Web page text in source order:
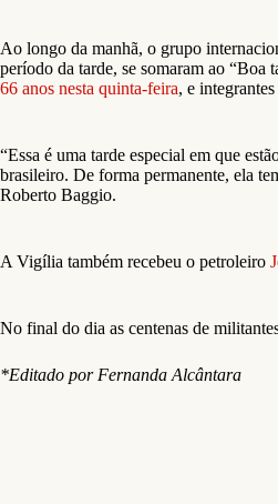
Ao longo da manhã, o grupo
período da tarde, se somaram ao “Boa
66 anos nesta quinta-feira, e
“Essa é uma tarde especial em que
brasileiro. De forma permanente, ela
Roberto Baggio.
A Vigília também recebeu o petroleiro
No final do dia as centenas de
*Editado por Fernanda Alcântara